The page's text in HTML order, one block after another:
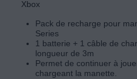
Xbox
Pack de recharge pour
Series
1 batterie + 1 câble de
longueur de 3m
Permet de continuer à
chargeant la manette.